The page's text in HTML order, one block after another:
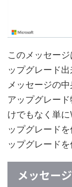
このメッセージ
ップグレード
メッセージの
アップグレー
けでもなく単
ップグレード
ップグレード
メッセー